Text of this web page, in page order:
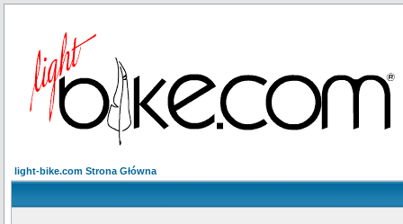
light-bike.com Strona Główna